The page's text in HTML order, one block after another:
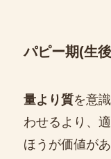
パピー期(生
量より質を意
わせるより、
ほうが価値が